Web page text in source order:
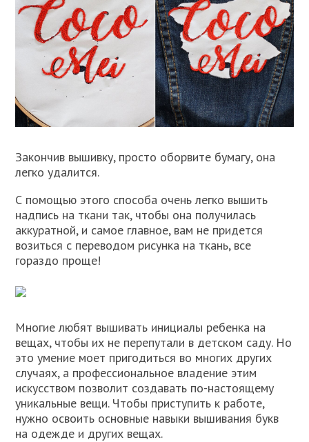
Закончив вышивку, просто оборвите бумагу, она
легко удалится.
С помощью этого способа очень легко вышить
надпись на ткани так, чтобы она получилась
аккуратной, и самое главное, вам не придется
возиться с переводом рисунка на ткань, все
гораздо проще!
Многие любят вышивать инициалы ребенка на
вещах, чтобы их не перепутали в детском саду. Но
это умение моет пригодиться во многих других
случаях, а профессиональное владение этим
искусством позволит создавать по-настоящему
уникальные вещи. Чтобы приступить к работе,
нужно освоить основные навыки вышивания букв
на одежде и других вещах.